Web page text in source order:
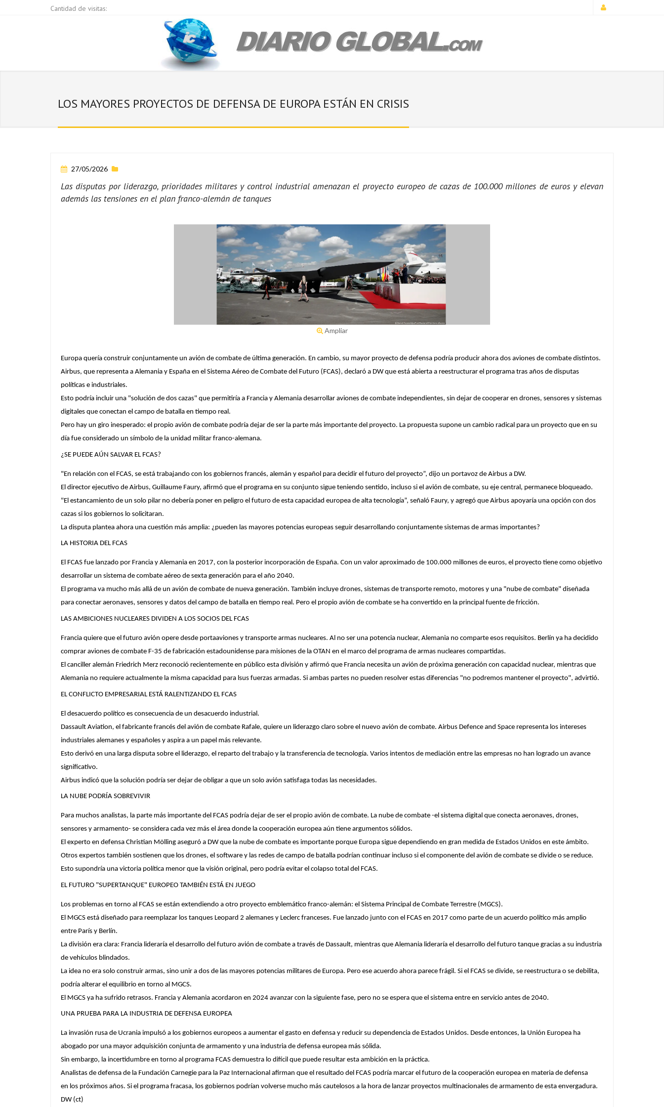
Cantidad de visitas:
LOS MAYORES PROYECTOS DE DEFENSA DE EUROPA ESTÁN EN CRISIS
27/05/2026
Las disputas por liderazgo, prioridades militares y control industrial amenazan el proyecto europeo de cazas de 100.000 millones de euros y elevan
además las tensiones en el plan franco-alemán de tanques
Ampliar
Europa quería construir conjuntamente un avión de combate de última generación. En cambio, su mayor proyecto de defensa podría producir ahora dos aviones de combate distintos.
Airbus, que representa a Alemania y España en el Sistema Aéreo de Combate del Futuro (FCAS), declaró a DW que está abierta a reestructurar el programa tras años de disputas
políticas e industriales.
Esto podría incluir una "solución de dos cazas" que permitiría a Francia y Alemania desarrollar aviones de combate independientes, sin dejar de cooperar en drones, sensores y sistemas
digitales que conectan el campo de batalla en tiempo real.
Pero hay un giro inesperado: el propio avión de combate podría dejar de ser la parte más importante del proyecto. La propuesta supone un cambio radical para un proyecto que en su
día fue considerado un símbolo de la unidad militar franco-alemana.
¿SE PUEDE AÚN SALVAR EL FCAS?
"En relación con el FCAS, se está trabajando con los gobiernos francés, alemán y español para decidir el futuro del proyecto”, dijo un portavoz de Airbus a DW.
El director ejecutivo de Airbus, Guillaume Faury, afirmó que el programa en su conjunto sigue teniendo sentido, incluso si el avión de combate, su eje central, permanece bloqueado.
"El estancamiento de un solo pilar no debería poner en peligro el futuro de esta capacidad europea de alta tecnología”, señaló Faury, y agregó que Airbus apoyaría una opción con dos
cazas si los gobiernos lo solicitaran.
La disputa plantea ahora una cuestión más amplia: ¿pueden las mayores potencias europeas seguir desarrollando conjuntamente sistemas de armas importantes?
LA HISTORIA DEL FCAS
El FCAS fue lanzado por Francia y Alemania en 2017, con la posterior incorporación de España. Con un valor aproximado de 100.000 millones de euros, el proyecto tiene como objetivo
desarrollar un sistema de combate aéreo de sexta generación para el año 2040.
El programa va mucho más allá de un avión de combate de nueva generación. También incluye drones, sistemas de transporte remoto, motores y una "nube de combate" diseñada
para conectar aeronaves, sensores y datos del campo de batalla en tiempo real. Pero el propio avión de combate se ha convertido en la principal fuente de fricción.
LAS AMBICIONES NUCLEARES DIVIDEN A LOS SOCIOS DEL FCAS
Francia quiere que el futuro avión opere desde portaaviones y transporte armas nucleares. Al no ser una potencia nuclear, Alemania no comparte esos requisitos. Berlín ya ha decidido
comprar aviones de combate F-35 de fabricación estadounidense para misiones de la OTAN en el marco del programa de armas nucleares compartidas.
El canciller alemán Friedrich Merz reconoció recientemente en público esta división y afirmó que Francia necesita un avión de próxima generación con capacidad nuclear, mientras que
Alemania no requiere actualmente la misma capacidad para lsus fuerzas armadas. Si ambas partes no pueden resolver estas diferencias "no podremos mantener el proyecto", advirtió.
EL CONFLICTO EMPRESARIAL ESTÁ RALENTIZANDO EL FCAS
El desacuerdo político es consecuencia de un desacuerdo industrial.
Dassault Aviation, el fabricante francés del avión de combate Rafale, quiere un liderazgo claro sobre el nuevo avión de combate. Airbus Defence and Space representa los intereses
industriales alemanes y españoles y aspira a un papel más relevante.
Esto derivó en una larga disputa sobre el liderazgo, el reparto del trabajo y la transferencia de tecnología. Varios intentos de mediación entre las empresas no han logrado un avance
significativo.
Airbus indicó que la solución podría ser dejar de obligar a que un solo avión satisfaga todas las necesidades.
LA NUBE PODRÍA SOBREVIVIR
Para muchos analistas, la parte más importante del FCAS podría dejar de ser el propio avión de combate. La nube de combate -el sistema digital que conecta aeronaves, drones,
sensores y armamento- se considera cada vez más el área donde la cooperación europea aún tiene argumentos sólidos.
El experto en defensa Christian Mölling aseguró a DW que la nube de combate es importante porque Europa sigue dependiendo en gran medida de Estados Unidos en este ámbito.
Otros expertos también sostienen que los drones, el software y las redes de campo de batalla podrían continuar incluso si el componente del avión de combate se divide o se reduce.
Esto supondría una victoria política menor que la visión original, pero podría evitar el colapso total del FCAS.
EL FUTURO "SUPERTANQUE" EUROPEO TAMBIÉN ESTÁ EN JUEGO
Los problemas en torno al FCAS se están extendiendo a otro proyecto emblemático franco-alemán: el Sistema Principal de Combate Terrestre (MGCS).
El MGCS está diseñado para reemplazar los tanques Leopard 2 alemanes y Leclerc franceses. Fue lanzado junto con el FCAS en 2017 como parte de un acuerdo político más amplio
entre París y Berlín.
La división era clara: Francia lideraría el desarrollo del futuro avión de combate a través de Dassault, mientras que Alemania lideraría el desarrollo del futuro tanque gracias a su industria
de vehículos blindados.
La idea no era solo construir armas, sino unir a dos de las mayores potencias militares de Europa. Pero ese acuerdo ahora parece frágil. Si el FCAS se divide, se reestructura o se debilita,
podría alterar el equilibrio en torno al MGCS.
El MGCS ya ha sufrido retrasos. Francia y Alemania acordaron en 2024 avanzar con la siguiente fase, pero no se espera que el sistema entre en servicio antes de 2040.
UNA PRUEBA PARA LA INDUSTRIA DE DEFENSA EUROPEA
La invasión rusa de Ucrania impulsó a los gobiernos europeos a aumentar el gasto en defensa y reducir su dependencia de Estados Unidos. Desde entonces, la Unión Europea ha
abogado por una mayor adquisición conjunta de armamento y una industria de defensa europea más sólida.
Sin embargo, la incertidumbre en torno al programa FCAS demuestra lo difícil que puede resultar esta ambición en la práctica.
Analistas de defensa de la Fundación Carnegie para la Paz Internacional afirman que el resultado del FCAS podría marcar el futuro de la cooperación europea en materia de defensa
en los próximos años. Si el programa fracasa, los gobiernos podrían volverse mucho más cautelosos a la hora de lanzar proyectos multinacionales de armamento de esta envergadura.
DW (ct)